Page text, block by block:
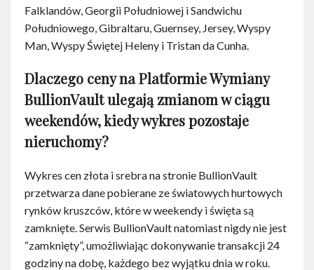
Falklandów, Georgii Południowej i Sandwichu
Południowego, Gibraltaru, Guernsey, Jersey, Wyspy
Man, Wyspy Świętej Heleny i Tristan da Cunha.
Dlaczego ceny na Platformie Wymiany
BullionVault ulegają zmianom w ciągu
weekendów, kiedy wykres pozostaje
nieruchomy?
Wykres cen złota i srebra na stronie BullionVault
przetwarza dane pobierane ze światowych hurtowych
rynków kruszców, które w weekendy i święta są
zamknięte. Serwis BullionVault natomiast nigdy nie jest
“zamknięty”, umożliwiając dokonywanie transakcji 24
godziny na dobę, każdego bez wyjątku dnia w roku.